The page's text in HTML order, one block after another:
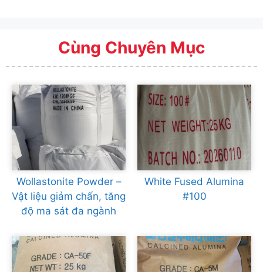
Cùng Chuyên Mục
Wollastonite Powder –
Vật liệu giảm chấn, tăng
độ ma sát đa ngành
White Fused Alumina
#100